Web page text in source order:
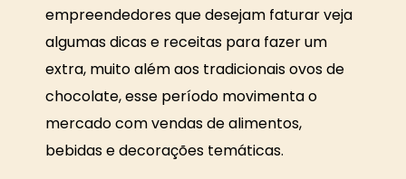
empreendedores que desejam faturar veja
algumas dicas e receitas para fazer um
extra, muito além aos tradicionais ovos de
chocolate, esse período movimenta o
mercado com vendas de alimentos,
bebidas e decorações temáticas.